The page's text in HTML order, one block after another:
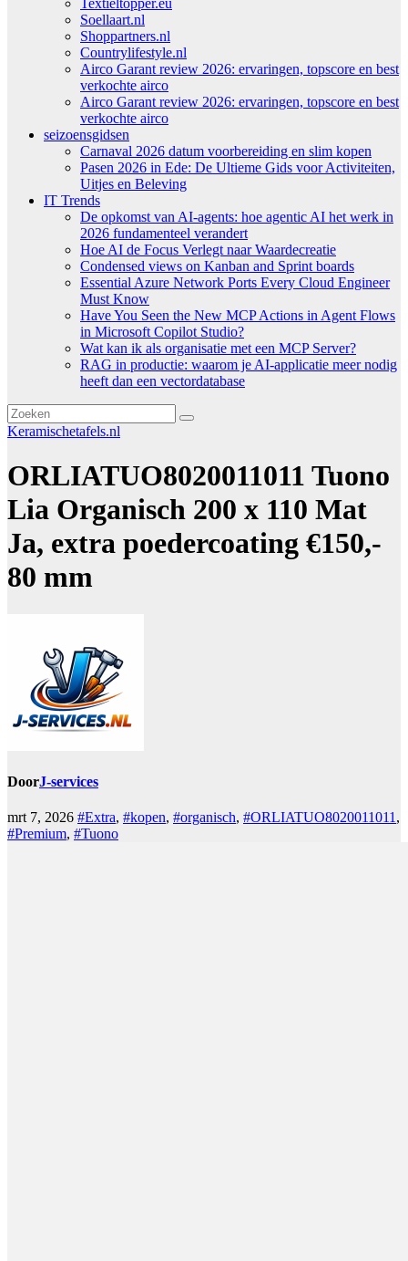
Textieltopper.eu
Soellaart.nl
Shoppartners.nl
Countrylifestyle.nl
Airco Garant review 2026: ervaringen, topscore en best
verkochte airco
Airco Garant review 2026: ervaringen, topscore en best
verkochte airco
seizoensgidsen
Carnaval 2026 datum voorbereiding en slim kopen
Pasen 2026 in Ede: De Ultieme Gids voor Activiteiten,
Uitjes en Beleving
IT Trends
De opkomst van AI-agents: hoe agentic AI het werk in
2026 fundamenteel verandert
Hoe AI de Focus Verlegt naar Waardecreatie
Condensed views on Kanban and Sprint boards
Essential Azure Network Ports Every Cloud Engineer
Must Know
Have You Seen the New MCP Actions in Agent Flows
in Microsoft Copilot Studio?
Wat kan ik als organisatie met een MCP Server?
RAG in productie: waarom je AI-applicatie meer nodig
heeft dan een vectordatabase
Keramischetafels.nl
ORLIATUO8020011011 Tuono
Lia Organisch 200 x 110 Mat
Ja, extra poedercoating €150,-
80 mm
DoorJ-services
mrt 7, 2026 #Extra, #kopen, #organisch, #ORLIATUO8020011011,
#Premium, #Tuono